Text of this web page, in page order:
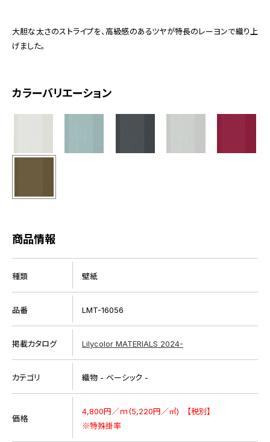
お知らせ
大胆な太さのストライプを、高級感のあるツヤが特長のレーヨンで織り上
げました。
カラーバリエーション
商品情報
種類 壁紙
品番 LMT-16056
掲載カタログ Lilycolor MATERIALS 2024-
カテゴリ 織物 - ベーシック -
価格
4,800円／ｍ(5,220円／㎡) 【税別】
※特殊掛率